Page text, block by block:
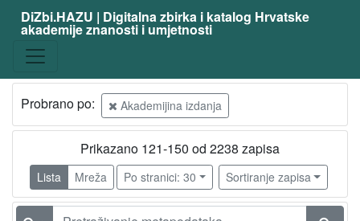
DiZbi.HAZU | Digitalna zbirka i katalog Hrvatske
akademije znanosti i umjetnosti
Probrano po: Akademijina izdanja
Prikazano 121-150 od 2238 zapisa
Lista Mreža Po stranici: 30 Sortiranje zapisa